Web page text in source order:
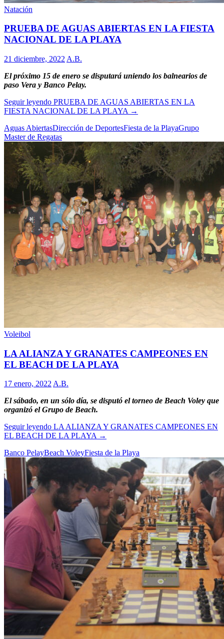
Natación
PRUEBA DE AGUAS ABIERTAS EN LA FIESTA
NACIONAL DE LA PLAYA
21 diciembre, 2022 A.B.
El próximo 15 de enero se disputará uniendo los balnearios de
paso Vera y Banco Pelay.
Seguir leyendo PRUEBA DE AGUAS ABIERTAS EN LA
FIESTA NACIONAL DE LA PLAYA →
Aguas AbiertasDirección de DeportesFiesta de la PlayaGrupo
Master de Regatas
Voleibol
LA ALIANZA Y GRANATES CAMPEONES EN
EL BEACH DE LA PLAYA
17 enero, 2022A.B.
El sábado, en un sólo día, se disputó el torneo de Beach Voley que
organizó el Grupo de Beach.
Seguir leyendo LA ALIANZA Y GRANATES CAMPEONES EN
EL BEACH DE LA PLAYA →
Banco PelayBeach VoleyFiesta de la Playa